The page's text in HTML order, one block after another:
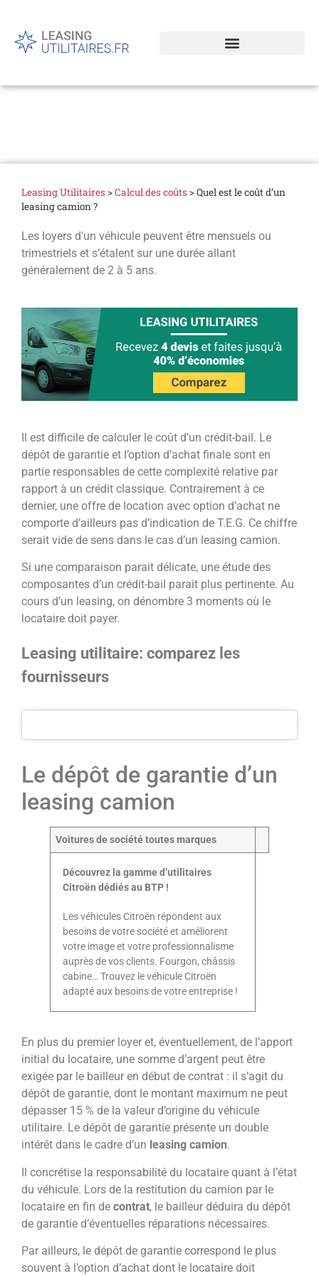
Leasing Utilitaires >Calcul des coûts >Quel est le coût d’un
leasing camion ?
Les loyers d'un véhicule peuvent être mensuels ou
trimestriels et s’étalent sur une durée allant
généralement de 2 à 5 ans.
Il est difficile de calculer le coût d’un crédit-bail. Le
dépôt de garantie et l’option d’achat finale sont en
partie responsables de cette complexité relative par
rapport à un crédit classique. Contrairement à ce
dernier, une offre de location avec option d’achat ne
comporte d’ailleurs pas d’indication de T.E.G. Ce chiffre
serait vide de sens dans le cas d’un leasing camion.
Si une comparaison parait délicate, une étude des
composantes d’un crédit-bail parait plus pertinente. Au
cours d’un leasing, on dénombre 3 moments où le
locataire doit payer.
Leasing utilitaire: comparez les
fournisseurs
Le dépôt de garantie d’un
leasing camion
Voitures de société toutes marques
Découvrez la gamme d’utilitaires
Citroën dédiés au BTP !
Les véhicules Citroën répondent aux
besoins de votre société et améliorent
votre image et votre professionnalisme
auprès de vos clients. Fourgon, châssis
cabine… Trouvez le véhicule Citroën
adapté aux besoins de votre entreprise !
En plus du premier loyer et, éventuellement, de l’apport
initial du locataire, une somme d’argent peut être
exigée par le bailleur en début de contrat : il s’agit du
dépôt de garantie, dont le montant maximum ne peut
dépasser 15 % de la valeur d’origine du véhicule
utilitaire. Le dépôt de garantie présente un double
intérêt dans le cadre d’un leasing camion.
Il concrétise la responsabilité du locataire quant à l’état
du véhicule. Lors de la restitution du camion par le
locataire en fin de contrat, le bailleur déduira du dépôt
de garantie d’éventuelles réparations nécessaires.
Par ailleurs, le dépôt de garantie correspond le plus
souvent à l’option d’achat dont le locataire doit